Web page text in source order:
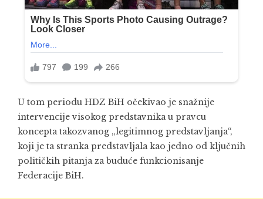
U tom periodu HDZ BiH očekivao je snažnije
intervencije visokog predstavnika u pravcu
koncepta takozvanog „legitimnog predstavljanja“,
koji je ta stranka predstavljala kao jedno od ključnih
političkih pitanja za buduće funkcionisanje
Federacije BiH.